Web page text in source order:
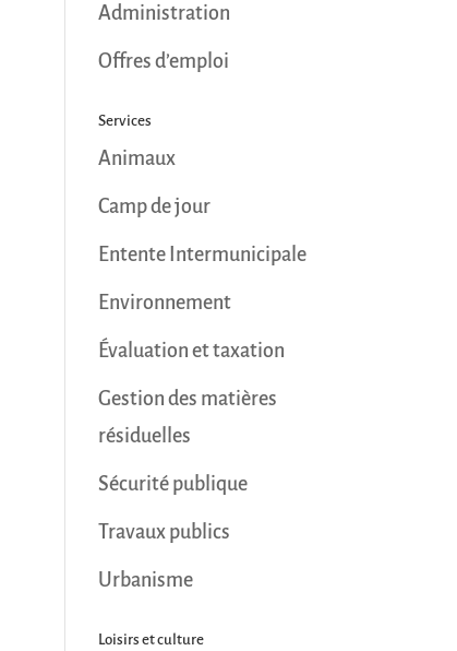
Administration
Offres d’emploi
Services
Animaux
Camp de jour
Entente Intermunicipale
Environnement
Évaluation et taxation
Gestion des matières
résiduelles
Sécurité publique
Travaux publics
Urbanisme
Loisirs et culture